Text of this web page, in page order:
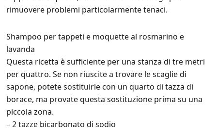
rimuovere problemi particolarmente tenaci.
Shampoo per tappeti e moquette al rosmarino e
lavanda
Questa ricetta è sufficiente per una stanza di tre metri
per quattro. Se non riuscite a trovare le scaglie di
sapone, potete sostituirle con un quarto di tazza di
borace, ma provate questa sostituzione prima su una
piccola zona.
– 2 tazze bicarbonato di sodio